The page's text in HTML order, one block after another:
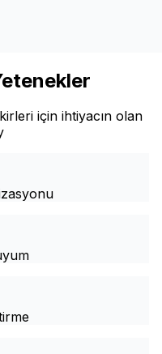
için ihtiyacın olan